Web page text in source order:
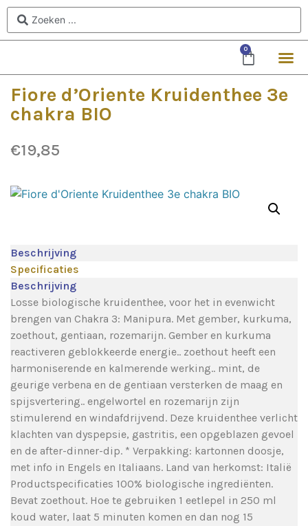
0
Fiore d’Oriente Kruidenthee 3e
chakra BIO
€19,85
Beschrijving
Specificaties
Beschrijving
Losse biologische kruidenthee, voor het in evenwicht
brengen van Chakra 3: Manipura. Met gember, kurkuma,
zoethout, gentiaan, rozemarijn. Gember en kurkuma
reactiveren geblokkeerde energie.. zoethout heeft een
harmoniserende en kalmerende werking.. mint, de
geurige verbena en de gentiaan versterken de maag en
spijsvertering.. engelwortel en rozemarijn zijn
stimulerend en windafdrijvend. Deze kruidenthee verlicht
klachten van dyspepsie, gastritis, een opgeblazen gevoel
en de after-dinner-dip. * Verpakking: kartonnen doosje,
met info in Engels en Italiaans. Land van herkomst: Italië
Productspecificaties 100% biologische ingrediënten.
Bevat zoethout. Hoe te gebruiken 1 eetlepel in 250 ml
koud water, laat 5 minuten komen en dan nog 15